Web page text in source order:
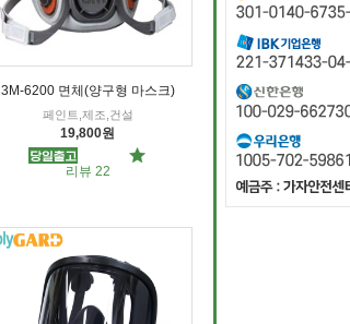
3M-6200 면체(양구형 마스크)
페인트,제조,건설
19,800원
리뷰 22